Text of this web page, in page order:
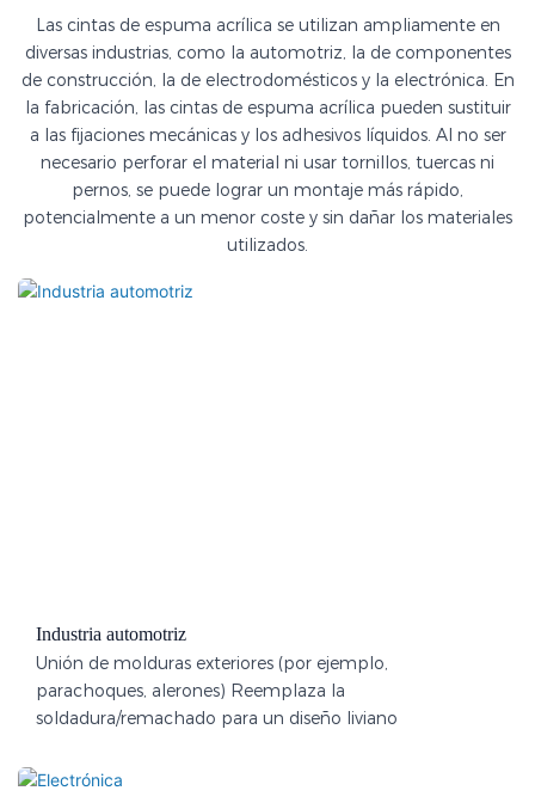
Las cintas de espuma acrílica se utilizan ampliamente en
diversas industrias, como la automotriz, la de componentes
de construcción, la de electrodomésticos y la electrónica. En
la fabricación, las cintas de espuma acrílica pueden sustituir
a las fijaciones mecánicas y los adhesivos líquidos. Al no ser
necesario perforar el material ni usar tornillos, tuercas ni
pernos, se puede lograr un montaje más rápido,
potencialmente a un menor coste y sin dañar los materiales
utilizados.
Industria automotriz
Unión de molduras exteriores (por ejemplo,
parachoques, alerones) Reemplaza la
soldadura/remachado para un diseño liviano